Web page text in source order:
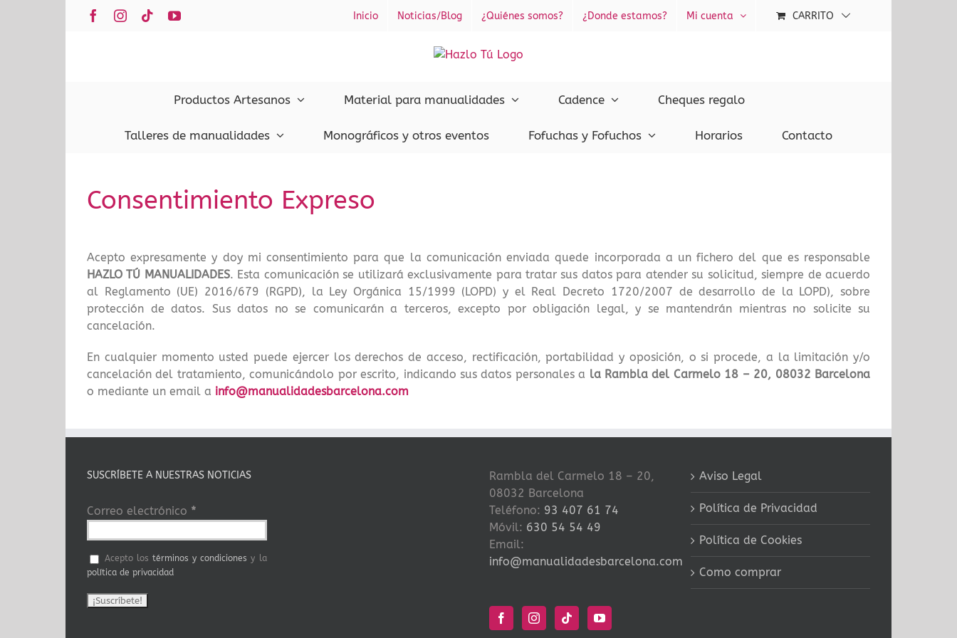
FacebookInstagram
TiktokYouTube Inicio Noticias/Blog ¿Quiénes somos? ¿Donde estamos? Mi cuenta CARRITO
Productos Artesanos Material para manualidades Cadence Cheques regalo
Talleres de manualidades Monográficos y otros eventos Fofuchas y Fofuchos Horarios Contacto
Consentimiento Expreso
Acepto expresamente y doy mi consentimiento para que la comunicación enviada quede incorporada a un fichero del que es responsable
HAZLO TÚ MANUALIDADES. Esta comunicación se utilizará exclusivamente para tratar sus datos para atender su solicitud, siempre de acuerdo
al Reglamento (UE) 2016/679 (RGPD), la Ley Orgánica 15/1999 (LOPD) y el Real Decreto 1720/2007 de desarrollo de la LOPD), sobre
protección de datos. Sus datos no se comunicarán a terceros, excepto por obligación legal, y se mantendrán mientras no solicite su
cancelación.
En cualquier momento usted puede ejercer los derechos de acceso, rectificación, portabilidad y oposición, o si procede, a la limitación y/o
cancelación del tratamiento, comunicándolo por escrito, indicando sus datos personales a la Rambla del Carmelo 18 – 20, 08032 Barcelona
o mediante un email a info@manualidadesbarcelona.com
SUSCRÍBETE A NUESTRAS NOTICIAS
Correo electrónico *
Acepto lostérminos y condiciones y la
política de privacidad
Rambla del Carmelo 18 – 20,
08032 Barcelona
Teléfono: 93 407 61 74
Móvil: 630 54 54 49
Email:
info@manualidadesbarcelona.com
Aviso Legal
Política de Privacidad
Política de Cookies
Como comprar